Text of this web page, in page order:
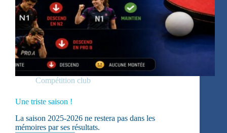
Compétition club
Une triste saison !
La saison 2025-2026 ne restera pas dans les
mémoires par ses résultats.